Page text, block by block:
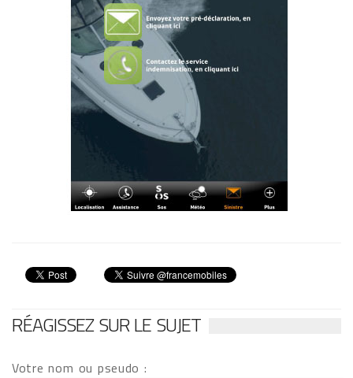
RÉAGISSEZ SUR LE SUJET
Votre nom ou pseudo :